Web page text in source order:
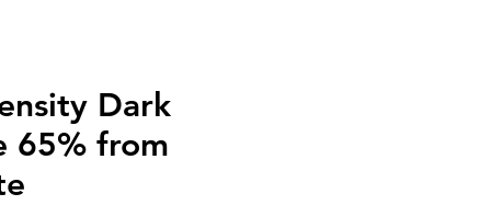
Dark
65% from